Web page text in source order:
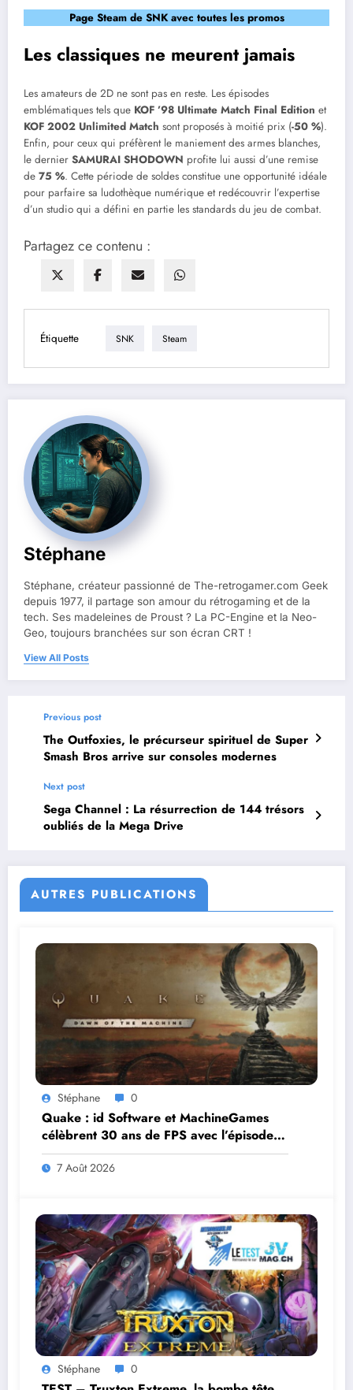
Page Steam de SNK avec toutes les promos
Les classiques ne meurent jamais
Les amateurs de 2D ne sont pas en reste. Les épisodes
emblématiques tels que KOF ’98 Ultimate Match Final Edition et
KOF 2002 Unlimited Match sont proposés à moitié prix (-50 %).
Enfin, pour ceux qui préfèrent le maniement des armes blanches,
le dernier SAMURAI SHODOWN profite lui aussi d’une remise
de 75 %. Cette période de soldes constitue une opportunité idéale
pour parfaire sa ludothèque numérique et redécouvrir l’expertise
d’un studio qui a défini en partie les standards du jeu de combat.
Partagez ce contenu :
Étiquette SNK Steam
Stéphane
Stéphane, créateur passionné de The-retrogamer.com Geek
depuis 1977, il partage son amour du rétrogaming et de la
tech. Ses madeleines de Proust ? La PC-Engine et la Neo-
Geo, toujours branchées sur son écran CRT !
View All Posts
Previous post
The Outfoxies, le précurseur spirituel de Super
Smash Bros arrive sur consoles modernes
Next post
Sega Channel : La résurrection de 144 trésors
oubliés de la Mega Drive
AUTRES PUBLICATIONS
Stéphane 0
Quake : id Software et MachineGames
célèbrent 30 ans de FPS avec l’épisode
gratuit Dawn of the Machine
7 Août 2026
Stéphane 0